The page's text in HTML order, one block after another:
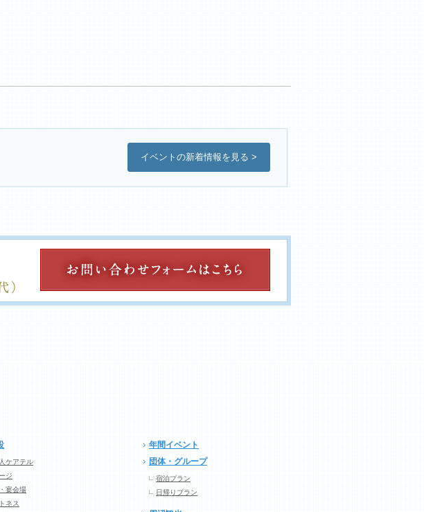
イベントの新着情報を見る >
ケアテル
ジ
宴会場
ネス
年間イベント
団体・グループ
宿泊プラン
日帰りプラン